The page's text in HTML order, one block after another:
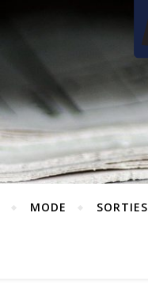
MODE SORTIES